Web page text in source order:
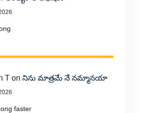
Ton నిను మాత్రమే నే నమ్మానయా
faster